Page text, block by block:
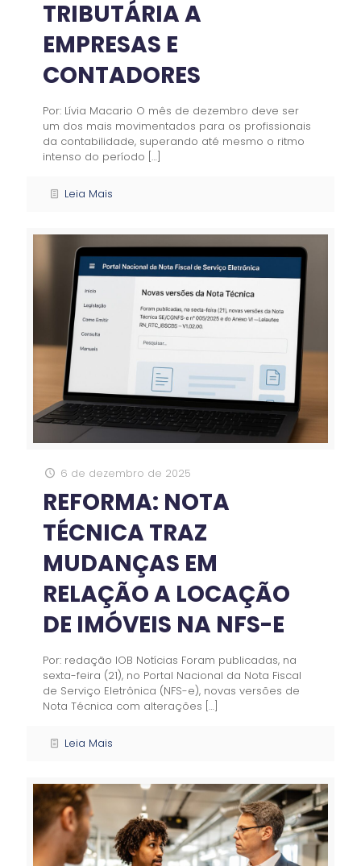
TRIBUTÁRIA A
EMPRESAS E
CONTADORES
Por: Lívia Macario O mês de dezembro deve ser
um dos mais movimentados para os profissionais
da contabilidade, superando até mesmo o ritmo
intenso do período […]
Leia Mais
6 de dezembro de 2025
REFORMA: NOTA
TÉCNICA TRAZ
MUDANÇAS EM
RELAÇÃO A LOCAÇÃO
DE IMÓVEIS NA NFS-E
Por: redação IOB Notícias Foram publicadas, na
sexta-feira (21), no Portal Nacional da Nota Fiscal
de Serviço Eletrônica (NFS-e), novas versões de
Nota Técnica com alterações […]
Leia Mais